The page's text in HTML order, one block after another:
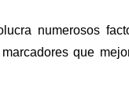
numerosos
que